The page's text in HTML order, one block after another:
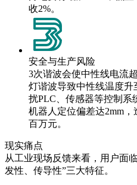
收2%。
安全与生产风险
3次谐波会使中性线电流
灯谐波导致中性线温度
扰PLC、传感器等控制系
机器人定位偏差达2mm
百万元。
现实痛点
从工业现场反馈来看，用户面
发性、传导性”三大特征。